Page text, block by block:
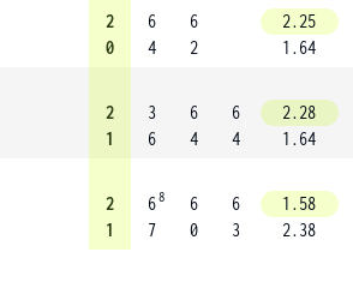
2
0
6
4
6
2
2.25
1.64
2
1
3
6
6
4
6
4
2.28
1.64
2
1
68
7
6
0
6
3
1.58
2.38